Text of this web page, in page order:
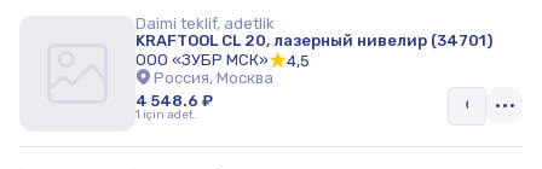
Daimi teklif, adetlik
KRAFTOOL CL 20, лазерный нивелир (34701)
ООО «ЗУБР МСК»
4,5
Россия, Москва
4 548.6 ₽
1 için adet.